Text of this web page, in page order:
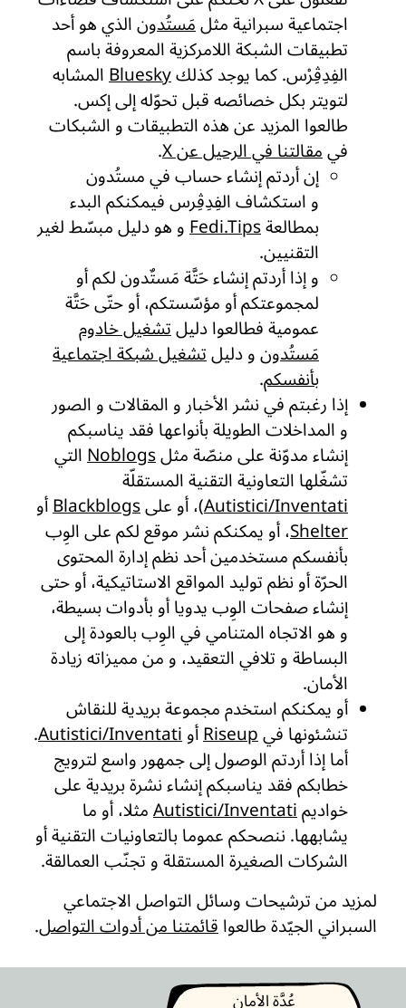
اجتماعية سبرانية مثل مَستُدون الذي هو أحد
تطبيقات الشبكة اللامركزية المعروفة باسم
الفِدِڤِرْس. كما يوجد كذلكBluesky المشابه
لتويتر بكل خصائصه قبل تحوّله إلى إكس.
طالعوا المزيد عن هذه التطبيقات و الشبكات
في مقالتنا في الرحيل عن X
.
إن أردتم إنشاء حساب في مستُدون
و استكشاف الفِدِڤِرس فيمكنكم البدء
بمطالعةFedi.Tips و هو دليل مبسّط لغير
التقنيين.
و إذا أردتم إنشاء حَتَّة مَستٌدون لكم أو
لمجموعتكم أو مؤسّستكم، أو حتّى حَتَّة
عمومية فطالعوا دليل تشغيل خادوم
مَستُدون و دليل تشغيل شبكة اجتماعية
بأنفسكم.
إذا رغبتم في نشر الأخبار و المقالات و الصور
و المداخلات الطويلة بأنواعها فقد يناسبكم
إنشاء مدوّنة على منصّة مثلNoblogs التي
تشغّلها التعاونية التقنية المستقلّة
Autistici/Inventati)، أو علىBlackblogs أو
Shelter، أو يمكنكم نشر موقع لكم على الوِب
بأنفسكم مستخدمين أحد نظم إدارة المحتوى
الحرّة أو نظم توليد المواقع الاستاتيكية، أو حتى
إنشاء صفحات الوِب يدويا أو بأدوات بسيطة،
و هو الاتجاه المتنامي في الوِب بالعودة إلى
البساطة و تلافي التعقيد، و من مميزاته زيادة
الأمان.
أو يمكنكم استخدم مجموعة بريدية للنقاش
تنشئونها في Riseup أو Autistici/Inventati
.
أما إذا أردتم الوصول إلى جمهور واسع لترويج
خطابكم فقد يناسبكم إنشاء نشرة بريدية على
خواديم Autistici/Inventati مثلا، أو ما
يشابهها. ننصحكم عموما بالتعاونيات التقنية أو
الشركات الصغيرة المستقلة و تجنّب العمالقة.
لمزيد من ترشيحات وسائل التواصل الاجتماعي
السبراني الجيّدة طالعوا قائمتنا من أدوات التواصل.
عُدَّة الأمان